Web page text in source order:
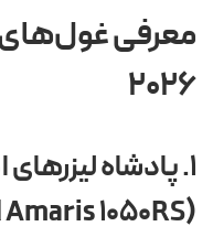
معرفی غول‌های
۲۰۲۶
۱. پادشاه
(Schwind Amaris 1050RS)